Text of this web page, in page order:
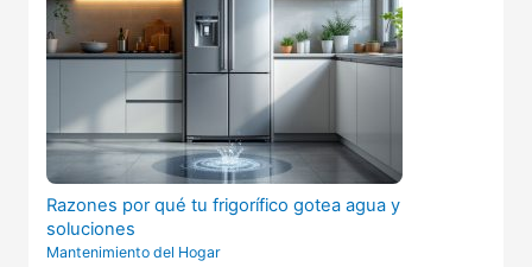
Razones por qué tu frigorífico gotea agua y
soluciones
Mantenimiento del Hogar